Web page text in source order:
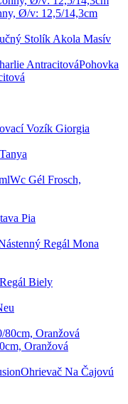
Ø/v: 12,5/14,3cm
Stolík Akola Masív
Pohovka
Vozík Giorgia
Wc Gél Frosch,
Pia
Regál Mona
Biely
Oranžová
Ohrievač Na Čajovú